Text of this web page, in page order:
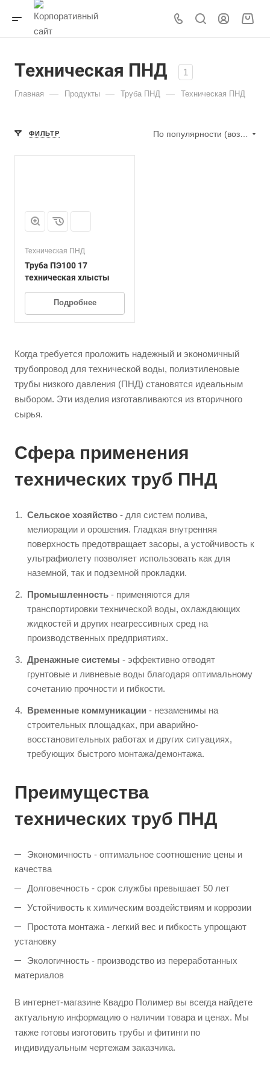
Техническая ПНД 1
Главная — Продукты — Труба ПНД — Техническая ПНД
ФИЛЬТР
Техническая ПНД
Труба ПЭ100 17
техническая хлысты
Подробнее
Когда требуется проложить надежный и экономичный
трубопровод для технической воды, полиэтиленовые
трубы низкого давления (ПНД) становятся идеальным
выбором. Эти изделия изготавливаются из вторичного
сырья.
Сфера применения
технических труб ПНД
Сельское хозяйство - для систем полива,
мелиорации и орошения. Гладкая внутренняя
поверхность предотвращает засоры, а устойчивость к
ультрафиолету позволяет использовать как для
наземной, так и подземной прокладки.
Промышленность - применяются для
транспортировки технической воды, охлаждающих
жидкостей и других неагрессивных сред на
производственных предприятиях.
Дренажные системы - эффективно отводят
грунтовые и ливневые воды благодаря оптимальному
сочетанию прочности и гибкости.
Временные коммуникации - незаменимы на
строительных площадках, при аварийно-
восстановительных работах и других ситуациях,
требующих быстрого монтажа/демонтажа.
Преимущества
технических труб ПНД
Экономичность - оптимальное соотношение цены и
качества
Долговечность - срок службы превышает 50 лет
Устойчивость к химическим воздействиям и коррозии
Простота монтажа - легкий вес и гибкость упрощают
установку
Экологичность - производство из переработанных
материалов
В интернет-магазине Квадро Полимер вы всегда найдете
актуальную информацию о наличии товара и ценах. Мы
также готовы изготовить трубы и фитинги по
индивидуальным чертежам заказчика.